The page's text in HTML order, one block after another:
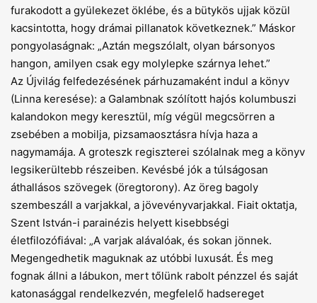
furakodott a gyülekezet öklébe, és a bütykös ujjak közül
kacsintotta, hogy drámai pillanatok következnek.” Máskor
pongyolaságnak: „Aztán megszólalt, olyan bársonyos
hangon, amilyen csak egy molylepke szárnya lehet.”
Az Újvilág felfedezésének párhuzamaként indul a könyv
(Linna keresése): a Galambnak szólított hajós kolumbuszi
kalandokon megy keresztül, míg végül megcsörren a
zsebében a mobilja, pizsamaosztásra hívja haza a
nagymamája. A groteszk regiszterei szólalnak meg a könyv
legsikerültebb részeiben. Kevésbé jók a túlságosan
áthallásos szövegek (öregtorony). Az öreg bagoly
szembeszáll a varjakkal, a jövevényvarjakkal. Fiait oktatja,
Szent István-i parainézis helyett kisebbségi
életfilozófiával: „A varjak alávalóak, és sokan jönnek.
Megengedhetik maguknak az utóbbi luxusát. És meg
fognak állni a lábukon, mert tőlünk rabolt pénzzel és saját
katonasággal rendelkezvén, megfelelő hadsereget